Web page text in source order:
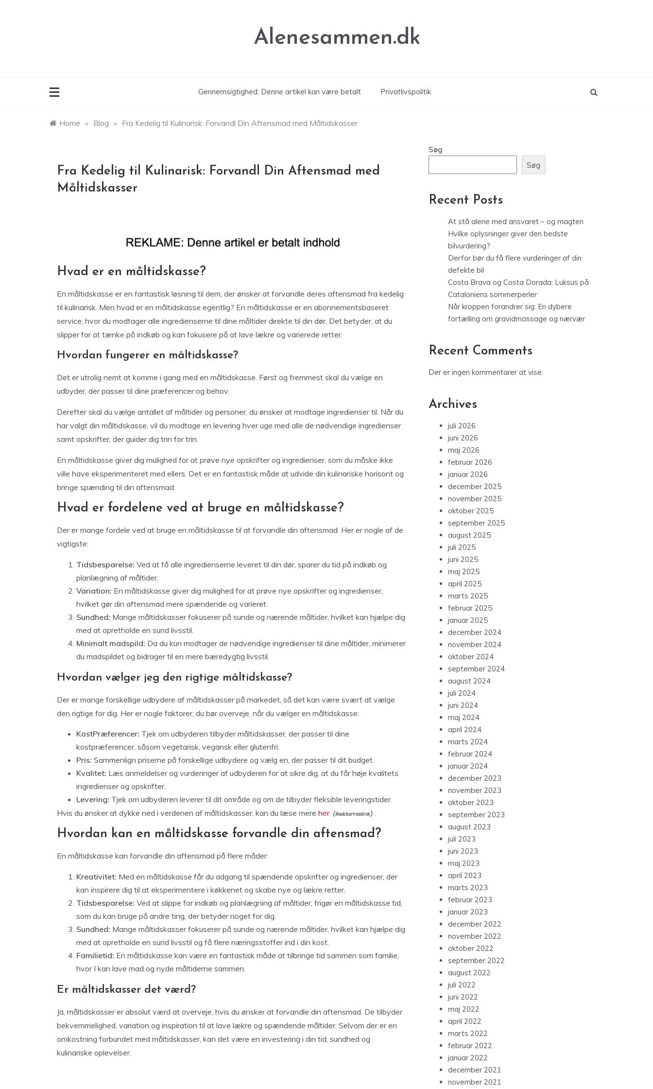
Alenesammen.dk
Gennemsigtighed: Denne artikel kan være betalt Privatlivspolitik
Home » Blog » Fra Kedelig til Kulinarisk: Forvandl Din Aftensmad med Måltidskasser
Fra Kedelig til Kulinarisk: Forvandl Din Aftensmad med
Måltidskasser
Hvad er en måltidskasse?
En måltidskasse er en fantastisk løsning til dem, der ønsker at forvandle deres aftensmad fra kedelig
til kulinarisk. Men hvad er en måltidskasse egentlig? En måltidskasse er en abonnementsbaseret
service, hvor du modtager alle ingredienserne til dine måltider direkte til din dør. Det betyder, at du
slipper for at tænke på indkøb og kan fokusere på at lave lækre og varierede retter.
Hvordan fungerer en måltidskasse?
Det er utrolig nemt at komme i gang med en måltidskasse. Først og fremmest skal du vælge en
udbyder, der passer til dine præferencer og behov.
Derefter skal du vælge antallet af måltider og personer, du ønsker at modtage ingredienser til. Når du
har valgt din måltidskasse, vil du modtage en levering hver uge med alle de nødvendige ingredienser
samt opskrifter, der guider dig trin for trin.
En måltidskasse giver dig mulighed for at prøve nye opskrifter og ingredienser, som du måske ikke
ville have eksperimenteret med ellers. Det er en fantastisk måde at udvide din kulinariske horisont og
bringe spænding til din aftensmad.
Hvad er fordelene ved at bruge en måltidskasse?
Der er mange fordele ved at bruge en måltidskasse til at forvandle din aftensmad. Her er nogle af de
vigtigste:
Tidsbesparelse: Ved at få alle ingredienserne leveret til din dør, sparer du tid på indkøb og
planlægning af måltider.
Variation: En måltidskasse giver dig mulighed for at prøve nye opskrifter og ingredienser,
hvilket gør din aftensmad mere spændende og varieret.
Sundhed: Mange måltidskasser fokuserer på sunde og nærende måltider, hvilket kan hjælpe dig
med at opretholde en sund livsstil.
Minimalt madspild: Da du kun modtager de nødvendige ingredienser til dine måltider, minimerer
du madspildet og bidrager til en mere bæredygtig livsstil.
Hvordan vælger jeg den rigtige måltidskasse?
Der er mange forskellige udbydere af måltidskasser på markedet, så det kan være svært at vælge
den rigtige for dig. Her er nogle faktorer, du bør overveje, når du vælger en måltidskasse:
KostPræferencer: Tjek om udbyderen tilbyder måltidskasser, der passer til dine
kostpræferencer, såsom vegetarisk, vegansk eller glutenfri.
Pris: Sammenlign priserne på forskellige udbydere og vælg en, der passer til dit budget.
Kvalitet: Læs anmeldelser og vurderinger af udbyderen for at sikre dig, at du får høje kvalitets
ingredienser og opskrifter.
Levering: Tjek om udbyderen leverer til dit område og om de tilbyder fleksible leveringstider.
Hvis du ønsker at dykke ned i verdenen af måltidskasser, kan du læse mere her .
Hvordan kan en måltidskasse forvandle din aftensmad?
En måltidskasse kan forvandle din aftensmad på flere måder:
Kreativitet: Med en måltidskasse får du adgang til spændende opskrifter og ingredienser, der
kan inspirere dig til at eksperimentere i køkkenet og skabe nye og lækre retter.
Tidsbesparelse: Ved at slippe for indkøb og planlægning af måltider, frigør en måltidskasse tid,
som du kan bruge på andre ting, der betyder noget for dig.
Sundhed: Mange måltidskasser fokuserer på sunde og nærende måltider, hvilket kan hjælpe dig
med at opretholde en sund livsstil og få flere næringsstoffer ind i din kost.
Familietid: En måltidskasse kan være en fantastisk måde at tilbringe tid sammen som familie,
hvor I kan lave mad og nyde måltiderne sammen.
Er måltidskasser det værd?
Ja, måltidskasser er absolut værd at overveje, hvis du ønsker at forvandle din aftensmad. De tilbyder
bekvemmelighed, variation og inspiration til at lave lækre og spændende måltider. Selvom der er en
omkostning forbundet med måltidskasser, kan det være en investering i din tid, sundhed og
kulinariske oplevelser.
Søg
Søg
Recent Posts
At stå alene med ansvaret – og magten
Hvilke oplysninger giver den bedste
bilvurdering?
Derfor bør du få flere vurderinger af din
defekte bil
Costa Brava og Costa Dorada: Luksus på
Cataloniens sommerperler
Når kroppen forandrer sig: En dybere
fortælling om gravidmassage og nærvær
Recent Comments
Der er ingen kommentarer at vise.
Archives
juli 2026
juni 2026
maj 2026
februar 2026
januar 2026
december 2025
november 2025
oktober 2025
september 2025
august 2025
juli 2025
juni 2025
maj 2025
april 2025
marts 2025
februar 2025
januar 2025
december 2024
november 2024
oktober 2024
september 2024
august 2024
juli 2024
juni 2024
maj 2024
april 2024
marts 2024
februar 2024
januar 2024
december 2023
november 2023
oktober 2023
september 2023
august 2023
juli 2023
juni 2023
maj 2023
april 2023
marts 2023
februar 2023
januar 2023
december 2022
november 2022
oktober 2022
september 2022
august 2022
juli 2022
juni 2022
maj 2022
april 2022
marts 2022
februar 2022
januar 2022
december 2021
november 2021